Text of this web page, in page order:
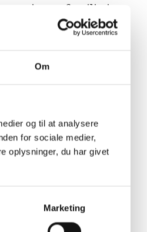
Om
og til at analysere
for sociale medier,
oplysninger, du har givet
Marketing
og ingen familie i